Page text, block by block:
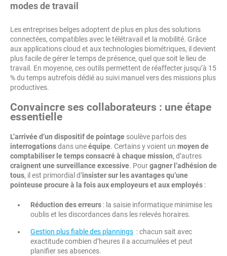
modes de travail
Les entreprises belges adoptent de plus en plus des solutions
connectées, compatibles avec le télétravail et la mobilité. Grâce
aux applications cloud et aux technologies biométriques, il devient
plus facile de gérer le temps de présence, quel que soit le lieu de
travail. En moyenne, ces outils permettent de réaffecter jusqu’à 15
% du temps autrefois dédié au suivi manuel vers des missions plus
productives.
Convaincre ses collaborateurs : une étape
essentielle
L’arrivée d’un dispositif de pointage soulève parfois des
interrogationsdans uneéquipe. Certains y voient un moyen de
comptabiliser le temps consacré à chaque mission, d’autres
craignent une surveillance excessive. Pourgagner l’adhésion de
tous, il est primordial d’insister sur les avantages qu’une
pointeuse procure à la fois aux employeurs et aux employés :
Réduction des erreurs : la saisie informatique minimise les
oublis et les discordances dans les relevés horaires.
Gestion plus fiable des plannings : chacun sait avec
exactitude combien d’heures il a accumulées et peut
planifier ses absences.